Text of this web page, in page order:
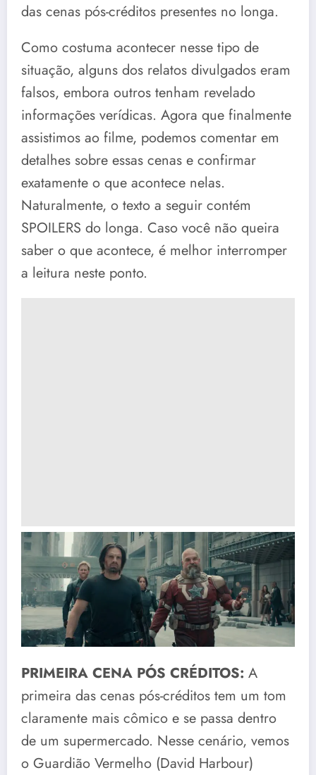
das cenas pós-créditos presentes no longa.
Como costuma acontecer nesse tipo de
situação, alguns dos relatos divulgados eram
falsos, embora outros tenham revelado
informações verídicas. Agora que finalmente
assistimos ao filme, podemos comentar em
detalhes sobre essas cenas e confirmar
exatamente o que acontece nelas.
Naturalmente, o texto a seguir contém
SPOILERS do longa. Caso você não queira
saber o que acontece, é melhor interromper
a leitura neste ponto.
PRIMEIRA CENA PÓS CRÉDITOS: A
primeira das cenas pós-créditos tem um tom
claramente mais cômico e se passa dentro
de um supermercado. Nesse cenário, vemos
o Guardião Vermelho (David Harbour)